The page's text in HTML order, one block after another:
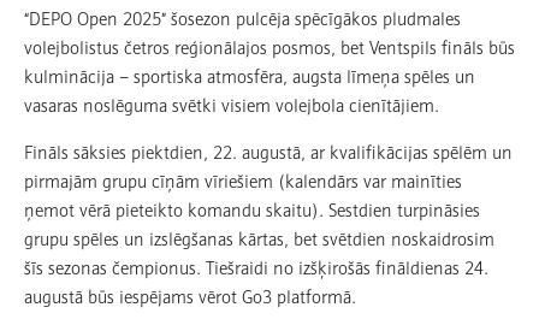
“DEPO Open 2025” šosezon pulcēja spēcīgākos pludmales
volejbolistus četros reģionālajos posmos, bet Ventspils fināls būs
kulminācija – sportiska atmosfēra, augsta līmeņa spēles un
vasaras noslēguma svētki visiem volejbola cienītājiem.
Fināls sāksies piektdien, 22. augustā, ar kvalifikācijas spēlēm un
pirmajām grupu cīņām vīriešiem (kalendārs var mainīties
ņemot vērā pieteikto komandu skaitu). Sestdien turpināsies
grupu spēles un izslēgšanas kārtas, bet svētdien noskaidrosim
šīs sezonas čempionus. Tiešraidi no izšķirošās fināldienas 24.
augustā būs iespējams vērot Go3 platformā.